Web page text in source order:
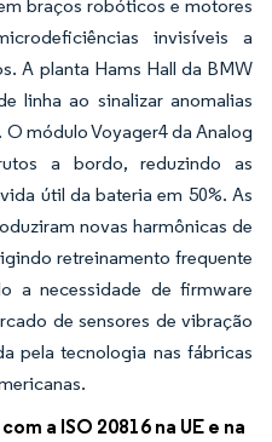
braços robóticos e motores
invisíveis a
A planta Hams Hall da BMW
linha ao sinalizar anomalias
módulo Voyager4 da Analog
a bordo, reduzindo as
útil da bateria em 50%. As
novas harmônicas de
retreinamento frequente
a necessidade de firmware
de sensores de vibração
pela tecnologia nas fábricas
a ISO 20816 na UE e na